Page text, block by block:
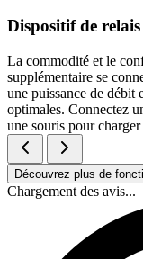
Dispositif de
La commodité et le
supplémentaire se
une puissance de débit
optimales. Connectez
une souris pour
Découvrez plus de
Chargement des avis...